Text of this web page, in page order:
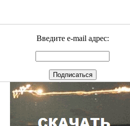
Введите e-mail адрес: